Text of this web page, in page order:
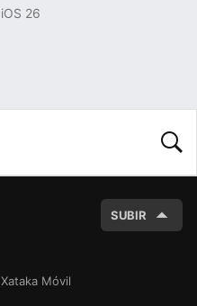
iOS 26
SUBIR
Xataka Móvil